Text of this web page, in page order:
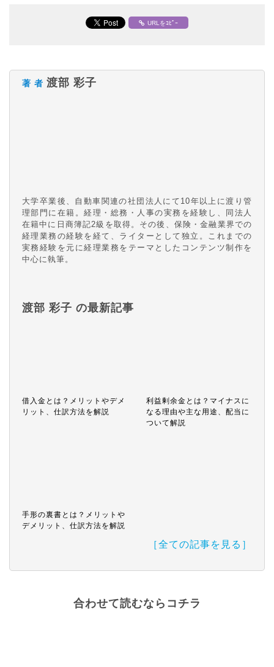
URLをｺﾋﾟｰ
著 者 渡部 彩子
大学卒業後、自動車関連の社団法人にて10年以上に渡り管
理部門に在籍。経理・総務・人事の実務を経験し、同法人
在籍中に日商簿記2級を取得。その後、保険・金融業界での
経理業務の経験を経て、ライターとして独立。これまでの
実務経験を元に経理業務をテーマとしたコンテンツ制作を
中心に執筆。
渡部 彩子 の最新記事
借入金とは？メリットやデメ
リット、仕訳方法を解説
利益剰余金とは？マイナスに
なる理由や主な用途、配当に
ついて解説
手形の裏書とは？メリットや
デメリット、仕訳方法を解説
［全ての記事を見る］
合わせて読むならコチラ